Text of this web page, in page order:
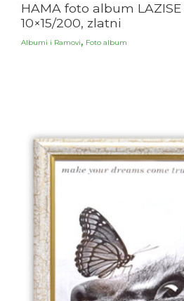
HAMA foto album LAZISE
10×15/200, zlatni
Albumi i Ramovi, Foto album